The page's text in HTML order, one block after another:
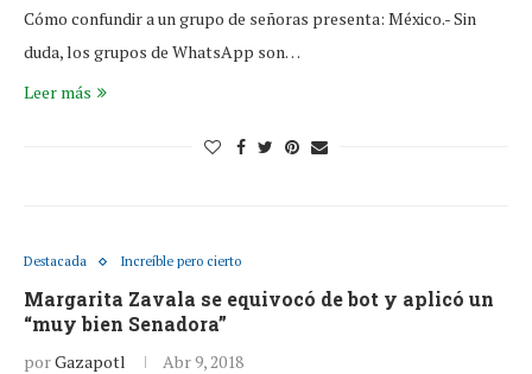
Cómo confundir a un grupo de señoras presenta: México.- Sin
duda, los grupos de WhatsApp son…
Leer más
Destacada Increíble pero cierto
Margarita Zavala se equivocó de bot y aplicó un
“muy bien Senadora”
porGazapotl Abr 9, 2018